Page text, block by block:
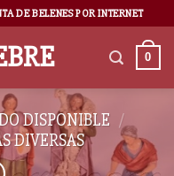
DE BELENES POR INTERNET
0
DISPONIBLE /
DIVERSAS